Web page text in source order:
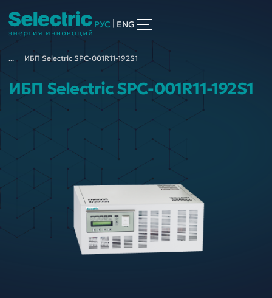
РУС ENG
... ИБП Selectric SPC-001R11-192S1
ИБП Selectric SPC-001R11-192S1